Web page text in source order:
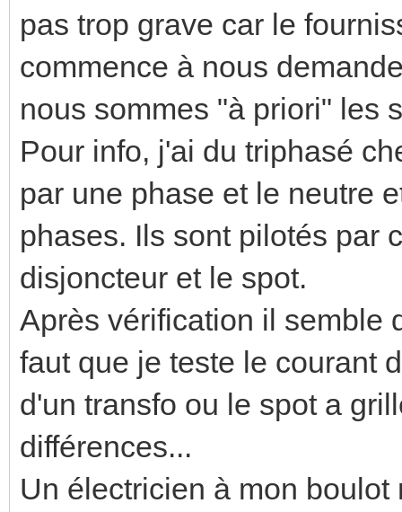
pas trop grave car le
commence à nous
nous sommes "à priori" les
Pour info, j'ai du triphasé
par une phase et le neutre
phases. Ils sont pilotés par
disjoncteur et le spot.
Après vérification il semble
faut que je teste le courant
d'un transfo ou le spot a
différences...
Un électricien à mon